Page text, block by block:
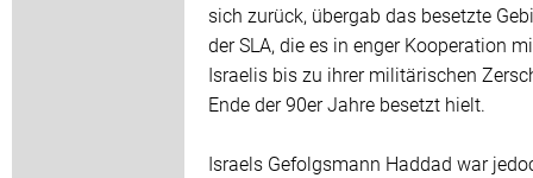
sich zurück, übergab das besetzte
der SLA, die es in enger Kooperation
Israelis bis zu ihrer militärischen
Ende der 90er Jahre besetzt hielt.
Israels Gefolgsmann Haddad war